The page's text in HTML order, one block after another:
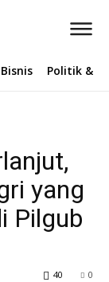
Politik &
yang
Pilgub
0
40